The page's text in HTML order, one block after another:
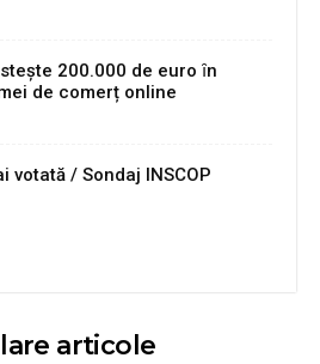
200.000 de euro ȋn
de comerț online
votată / Sondaj INSCOP
articole